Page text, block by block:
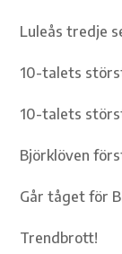
Luleås tredje
10-talets
10-talets
Björklöven
Går tåget för
Trendbrott!